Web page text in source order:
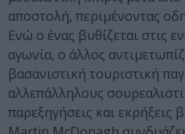
αποστολή, περιμένοντας
Ενώ ο ένας βυθίζεται στις
αγωνία, ο άλλος
βασανιστική τουριστική
αλλεπάλληλους
παρεξηγήσεις και εκρήξεις